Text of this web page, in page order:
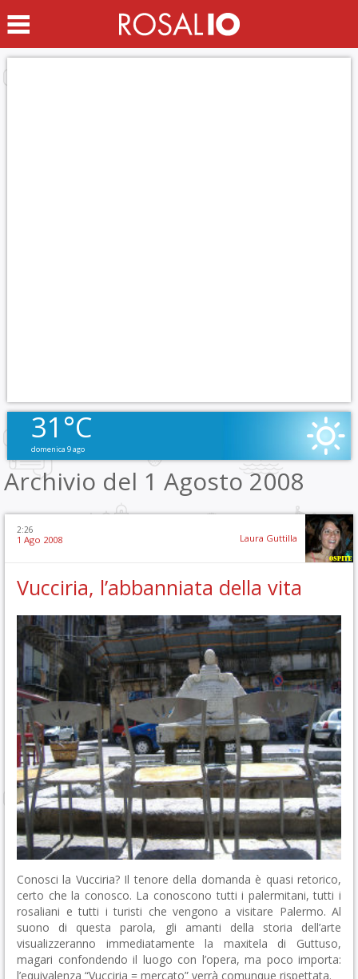
31°C
domenica 9 ago
Archivio del 1 Agosto 2008
2:26
1 Ago 2008 Laura Guttilla
Vucciria, l’abbanniata della vita
Conosci la Vucciria? Il tenore della domanda è quasi retorico,
certo che la conosco. La conoscono tutti i palermitani, tutti i
rosaliani e tutti i turisti che vengono a visitare Palermo. Al
suono di questa parola, gli amanti della storia dell’arte
visualizzeranno immediatamente la maxitela di Guttuso,
magari confondendo il luogo con l’opera, ma poco importa:
l’equivalenza “Vucciria = mercato” verrà comunque rispettata.